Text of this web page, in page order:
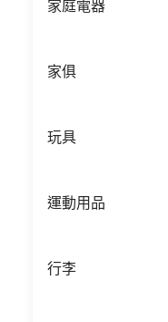
家庭電器
家俱
玩具
運動用品
行李